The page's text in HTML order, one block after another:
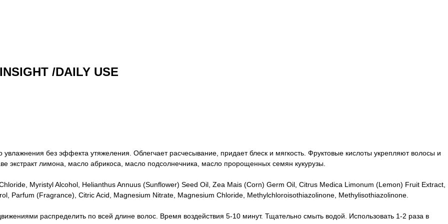
/DAILY USE
без эффекта утяжеления. Облегчает расчесывание, придает блеск и мягкость. Фруктовые кислоты укрепляют волосы и
экстракт лимона, масло абрикоса, масло подсолнечника, масло пророщенных семян кукурузы.
Myristyl Alcohol, Helianthus Annuus (Sunflower) Seed Oil, Zea Mais (Corn) Germ Oil, Citrus Medica Limonum (Lemon) Fruit Extract,
Parfum (Fragrance), Citric Acid, Magnesium Nitrate, Magnesium Chloride, Methylchloroisothiazolinone, Methylisothiazolinone.
распределить по всей длине волос. Время воздействия 5-10 минут. Тщательно смыть водой. Использовать 1-2 раза в